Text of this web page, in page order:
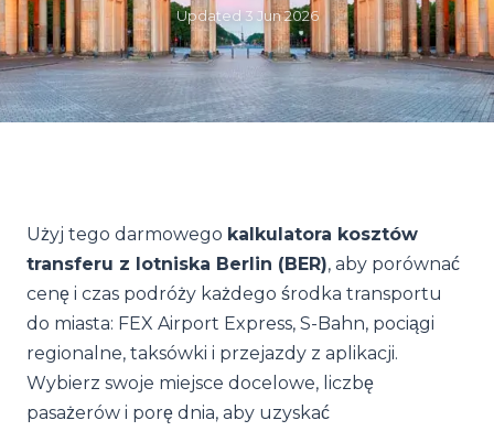
Updated3 Jun 2026
Użyj tego darmowego kalkulatora kosztów
transferu z lotniska Berlin (BER), aby porównać
cenę i czas podróży każdego środka transportu
do miasta: FEX Airport Express, S-Bahn, pociągi
regionalne, taksówki i przejazdy z aplikacji.
Wybierz swoje miejsce docelowe, liczbę
pasażerów i porę dnia, aby uzyskać